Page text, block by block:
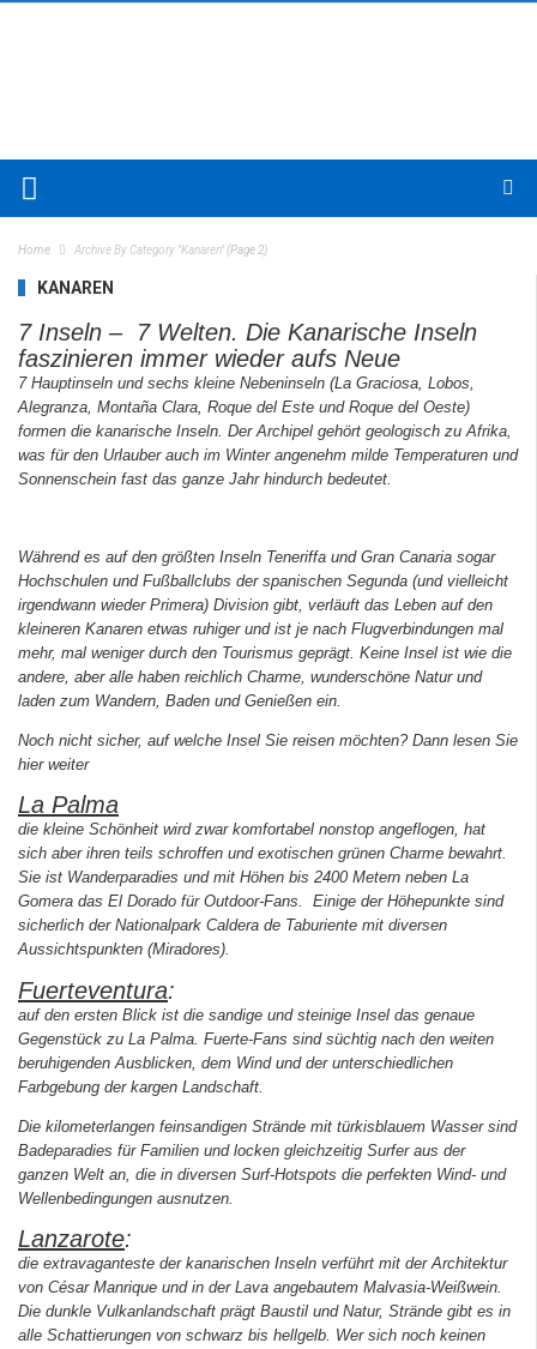
Home Archive By Category "kanaren"(Page 2)
KANAREN
7 Inseln – 7 Welten. Die Kanarische Inseln
faszinieren immer wieder aufs Neue
7 Hauptinseln und sechs kleine Nebeninseln (La Graciosa, Lobos,
Alegranza, Montaña Clara, Roque del Este und Roque del Oeste)
formen die kanarische Inseln. Der Archipel gehört geologisch zu Afrika,
was für den Urlauber auch im Winter angenehm milde Temperaturen und
Sonnenschein fast das ganze Jahr hindurch bedeutet.
Während es auf den größten Inseln Teneriffa und Gran Canaria sogar
Hochschulen und Fußballclubs der spanischen Segunda (und vielleicht
irgendwann wieder Primera) Division gibt, verläuft das Leben auf den
kleineren Kanaren etwas ruhiger und ist je nach Flugverbindungen mal
mehr, mal weniger durch den Tourismus geprägt. Keine Insel ist wie die
andere, aber alle haben reichlich Charme, wunderschöne Natur und
laden zum Wandern, Baden und Genießen ein.
Noch nicht sicher, auf welche Insel Sie reisen möchten? Dann lesen Sie
hier weiter
La Palma
die kleine Schönheit wird zwar komfortabel nonstop angeflogen, hat
sich aber ihren teils schroffen und exotischen grünen Charme bewahrt.
Sie ist Wanderparadies und mit Höhen bis 2400 Metern neben La
Gomera das El Dorado für Outdoor-Fans. Einige der Höhepunkte sind
sicherlich der Nationalpark Caldera de Taburiente mit diversen
Aussichtspunkten (Miradores).
Fuerteventura:
auf den ersten Blick ist die sandige und steinige Insel das genaue
Gegenstück zu La Palma. Fuerte-Fans sind süchtig nach den weiten
beruhigenden Ausblicken, dem Wind und der unterschiedlichen
Farbgebung der kargen Landschaft.
Die kilometerlangen feinsandigen Strände mit türkisblauem Wasser sind
Badeparadies für Familien und locken gleichzeitig Surfer aus der
ganzen Welt an, die in diversen Surf-Hotspots die perfekten Wind- und
Wellenbedingungen ausnutzen.
Lanzarote:
die extravaganteste der kanarischen Inseln verführt mit der Architektur
von César Manrique und in der Lava angebautem Malvasia-Weißwein.
Die dunkle Vulkanlandschaft prägt Baustil und Natur, Strände gibt es in
alle Schattierungen von schwarz bis hellgelb. Wer sich noch keinen